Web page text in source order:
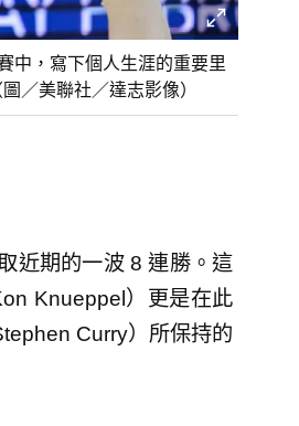
中，寫下個人生涯的重要里
／美聯社／達志影像）
近期的一波 8 連勝。這
Knueppel）更是在此
Curry）所保持的